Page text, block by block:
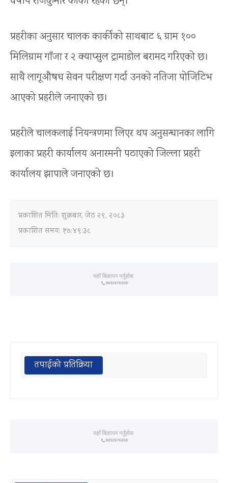
प्रहरीका अनुसार चालक कार्कीको साथबाट ६ ग्राम १००
मिलिग्राम गाँजा र २ क्याप्सुल ट्रामाडोल बरामद गरिएको छ।
साथै लागूऔषध सेवन परीक्षण गर्दा उनको नतिजा पोजिटिभ
आएको प्रहरीले जनाएको छ।
प्रहरीले चालकलाई नियन्त्रणमा लिएर थप अनुसन्धानका लागि
इलाका प्रहरी कार्यालय अनारमनी पठाएको जिल्ला प्रहरी
कार्यालय झापाले जनाएको छ।
प्रकाशित मिति:शुक्रबार, जेठ २९, २०८३
प्रकाशित समय: १७:४९:३८
तपाईको प्रतिक्रिया